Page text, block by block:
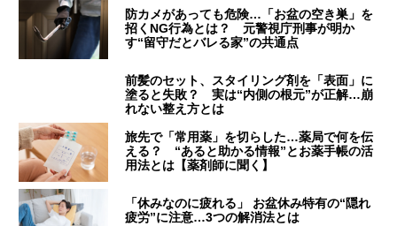
防カメがあっても危険…「お盆の空き巣」を
招くNG行為とは？ 元警視庁刑事が明か
す“留守だとバレる家”の共通点
前髪のセット、スタイリング剤を「表面」に
塗ると失敗？ 実は“内側の根元”が正解…崩
れない整え方とは
旅先で「常用薬」を切らした…薬局で何を伝
える？ “あると助かる情報”とお薬手帳の活
用法とは【薬剤師に聞く】
「休みなのに疲れる」 お盆休み特有の“隠れ
疲労”に注意…3つの解消法とは